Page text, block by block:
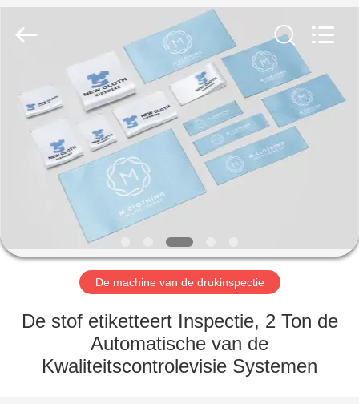
HUIS
PRODUCTEN
ONGEVEER
FABRIEKSREIS
KWALITEITSCONTROLE
CONTACTEER
Focusight
Rights
De machine van de drukinspectie
De stof etiketteert Inspectie, 2 Ton de
Automatische van de
Kwaliteitscontrolevisie Systemen